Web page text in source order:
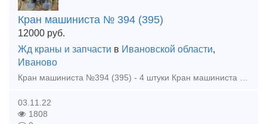
Кран машиниста № 394 (395)
12000 руб.
Жд краны и запчасти в Ивановской области,
Иваново
Кран машиниста №394 (395) - 4 штуки Кран машиниста №254 с паспортом - 4 штуки Кран машиниста № 172(4ВК) -15 штук Кран машиниста №326 Кран концевой 4314 - 10 штук Клапан 5-1 5.24.04.200 Кла
03.11.22
1808